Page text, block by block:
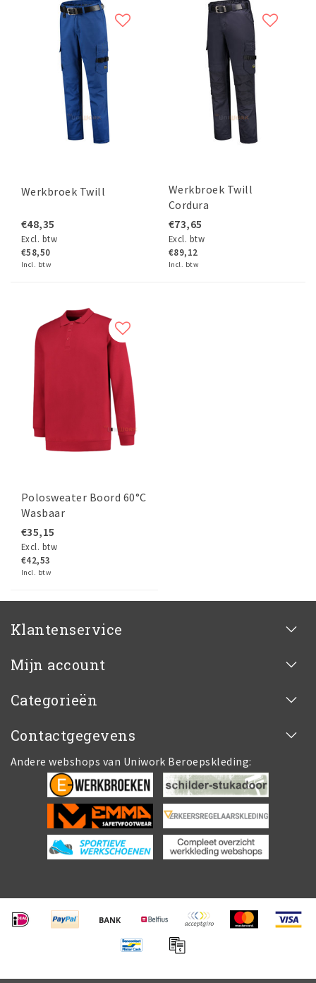
Werkbroek Twill
€48,35
Excl. btw
€58,50
Incl. btw
Werkbroek Twill
Cordura
€73,65
Excl. btw
€89,12
Incl. btw
Polosweater Boord 60°C
Wasbaar
€35,15
Excl. btw
€42,53
Incl. btw
Klantenservice
Mijn account
Categorieën
Contactgegevens
Andere webshops van Uniwork Beroepskleding: